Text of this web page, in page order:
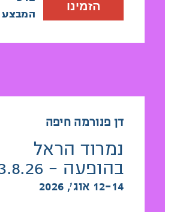
הזמינו
המבצע
דן פנורמה חיפה
נמרוד הראל
בהופעה - 13.8.26
12-14 אוג׳, 2026